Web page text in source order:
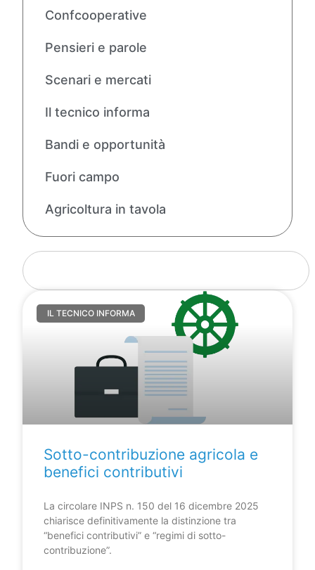
IL TECNICO INFORMA
Sotto-contribuzione agricola e
benefici contributivi
La circolare INPS n. 150 del 16 dicembre 2025
chiarisce definitivamente la distinzione tra
“benefici contributivi” e “regimi di sotto-
contribuzione”.
Confcooperative
Pensieri e parole
Scenari e mercati
Il tecnico informa
Bandi e opportunità
Fuori campo
Agricoltura in tavola